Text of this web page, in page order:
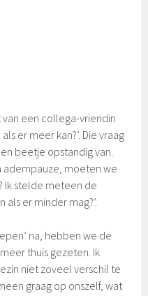
van een collega-vriendin
er meer kan?’. Die vraag
beetje opstandig van.
moeten we
Ik stelde meteen de
er minder mag?’.
na, hebben we de
thuis gezeten. Ik
niet zoveel verschil te
graag op onszelf, wat